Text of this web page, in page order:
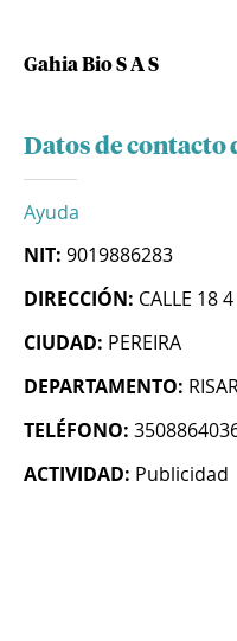
Gahia Bio S A S
Datos de contacto
Ayuda
NIT: 9019886283
DIRECCIÓN: CALLE 18
CIUDAD: PEREIRA
DEPARTAMENTO:
TELÉFONO:
ACTIVIDAD: Publicidad